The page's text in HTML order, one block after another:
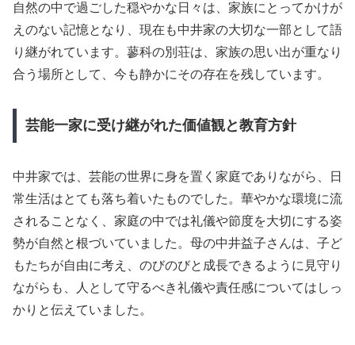
自然の中で過ごした穏やかな日々は、家族にとってかけが
えのない記憶となり、現在も中井家の大切な一部として語
り継がれています。蓼科の別荘は、家族の思い出が重なり
合う場所として、今も静かにその存在を残しています。
芸能一家に受け継がれた価値観と教育方針
中井家では、芸能の世界に身を置く家庭でありながら、日
常生活はとても落ち着いたものでした。華やかな環境に流
されることなく、家庭の中では礼儀や節度を大切にする姿
勢が自然と根づいていました。母の中井益子さんは、子ど
もたちが自由に考え、のびのびと成長できるように見守り
ながらも、人として守るべき礼儀や責任感についてはしっ
かりと伝えていました。